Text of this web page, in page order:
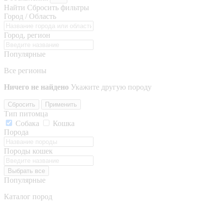
Найти Сбросить фильтры
Город / Область
Город, регион
Популярные
Все регионы
Ничего не найдено Укажите другую породу
Сбросить Применить
Тип питомца
Собака
Кошка
Порода
Породы кошек
Выбрать все
Популярные
Каталог пород